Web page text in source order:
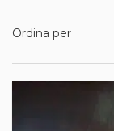
Ordina per